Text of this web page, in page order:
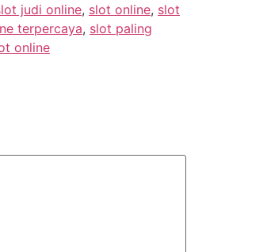
judi online, slot online, slot
terpercaya, slot paling
online